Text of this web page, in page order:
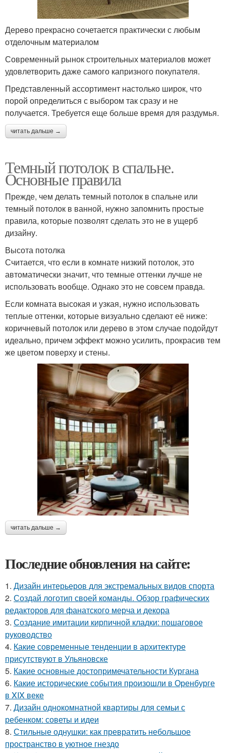
Дерево прекрасно сочетается практически с любым
отделочным материалом
Современный рынок строительных материалов может
удовлетворить даже самого капризного покупателя.
Представленный ассортимент настолько широк, что
порой определиться с выбором так сразу и не
получается. Требуется еще больше время для раздумья.
читать дальше →
Темный потолок в спальне.
Основные правила
Прежде, чем делать темный потолок в спальне или
темный потолок в ванной, нужно запомнить простые
правила, которые позволят сделать это не в ущерб
дизайну.
Высота потолка
Считается, что если в комнате низкий потолок, это
автоматически значит, что темные оттенки лучше не
использовать вообще. Однако это не совсем правда.
Если комната высокая и узкая, нужно использовать
теплые оттенки, которые визуально сделают её ниже:
коричневый потолок или дерево в этом случае подойдут
идеально, причем эффект можно усилить, прокрасив тем
же цветом поверху и стены.
читать дальше →
Последние обновления на сайте:
1. Дизайн интерьеров для экстремальных видов спорта
2. Создай логотип своей команды. Обзор графических
редакторов для фанатского мерча и декора
3. Создание имитации кирпичной кладки: пошаговое
руководство
4. Какие современные тенденции в архитектуре
присутствуют в Ульяновске
5. Какие основные достопримечательности Кургана
6. Какие исторические события произошли в Оренбурге
в XIX веке
7. Дизайн однокомнатной квартиры для семьи с
ребенком: советы и идеи
8. Стильные однушки: как превратить небольшое
пространство в уютное гнездо